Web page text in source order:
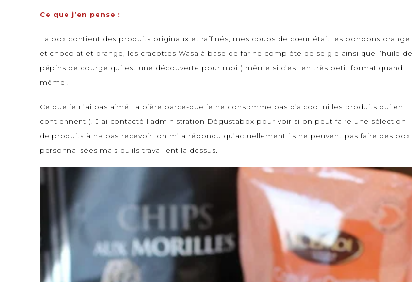
Ce que j’en pense :
La box contient des produits originaux et raffinés, mes coups de cœur était les bonbons orange
et chocolat et orange, les cracottes Wasa à base de farine complète de seigle ainsi que l’huile de
pépins de courge qui est une découverte pour moi ( même si c’est en très petit format quand
même).
Ce que je n’ai pas aimé, la bière parce-que je ne consomme pas d’alcool ni les produits qui en
contiennent ). J’ai contacté l’administration Dégustabox pour voir si on peut faire une sélection
de produits à ne pas recevoir, on m’ a répondu qu’actuellement ils ne peuvent pas faire des box
personnalisées mais qu’ils travaillent la dessus.